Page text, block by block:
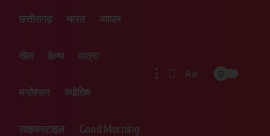
छत्तीसगढ़ भारत व्यापार
खेल हेल्थ यात्रा
मनोरंजन ज्योतिष
लाइफस्टाइल Good Morning
Aa